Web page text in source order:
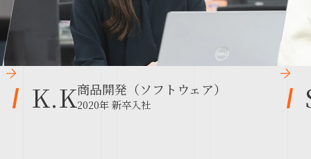
K.K商品開発（ソフトウェア）
2020年 新卒入社